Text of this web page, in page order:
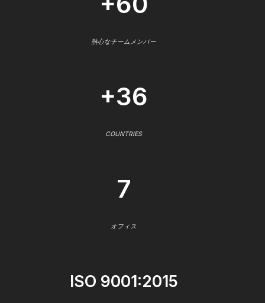
熱心なチームメンバー
+36
COUNTRIES
7
オフィス
ISO 9001:2015